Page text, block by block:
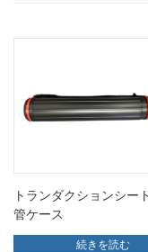
トランダクションシー
管ケース
続きを読む